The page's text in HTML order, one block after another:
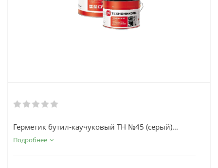
Герметик бутил-каучуковый ТН №45 (серый)...
Подробнее